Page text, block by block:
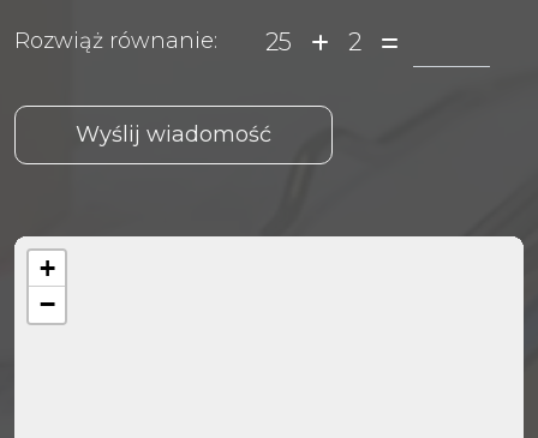
Rozwiąż równanie: 25 2
+
−